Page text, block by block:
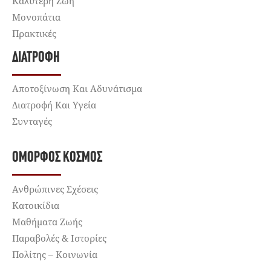
Μονοπάτια
Πρακτικές
ΔΙΑΤΡΟΦΉ
Αποτοξίνωση Και Αδυνάτισμα
Διατροφή Και Υγεία
Συνταγές
ΌΜΟΡΦΟΣ ΚΌΣΜΟΣ
Ανθρώπινες Σχέσεις
Κατοικίδια
Μαθήματα Ζωής
Παραβολές & Ιστορίες
Πολίτης – Κοινωνία